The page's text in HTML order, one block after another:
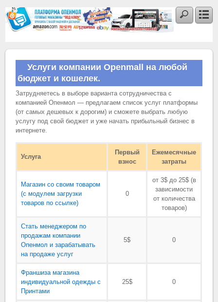
Услуги компании Openmall на любой
бюджет и кошелек.
Затрудняетесь в выборе варианта сотрудничества с
компанией Опенмол — предлагаем список услуг платформы
(от самых дешевых к дорогим) и сможете выбрать любую
услугу под свой бюджет и уже начать прибыльный бизнес в
интернете.
Услуга
Первый
взнос
Ежемесячные
затраты
Магазин со своим товаром
(с модулем загрузки
товаров по ссылке)
0
от 3$ до 25$ (в
зависимости
от количества
товаров)
Стать менеджером по
продажам компании
Опенмол и зарабатывать
на продаже услуг
5$ 0
Франшиза магазина
индивидуальной одежды с
Принтами
25$ 0